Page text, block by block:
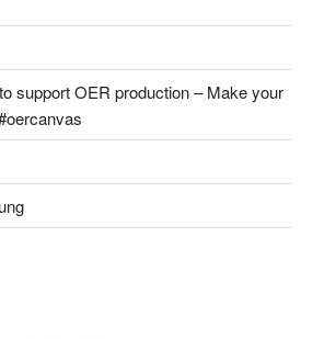
support OER production – Make your